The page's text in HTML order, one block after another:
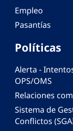
Empleo
Pasantías
Políticas
Alerta -
OPS/OMS
Relaciones
Sistema de
Conflictos